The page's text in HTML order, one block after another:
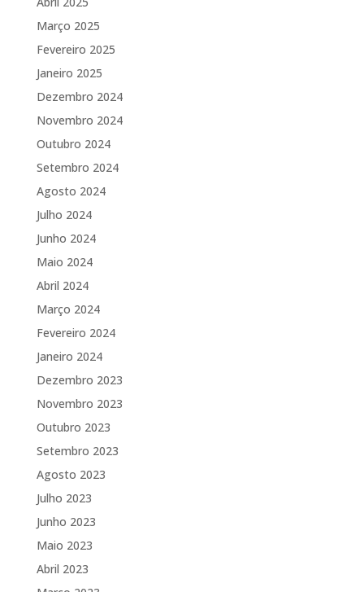
Março 2025
Fevereiro 2025
Janeiro 2025
Dezembro 2024
Novembro 2024
Outubro 2024
Setembro 2024
Agosto 2024
Julho 2024
Junho 2024
Maio 2024
Abril 2024
Março 2024
Fevereiro 2024
Janeiro 2024
Dezembro 2023
Novembro 2023
Outubro 2023
Setembro 2023
Agosto 2023
Julho 2023
Junho 2023
Maio 2023
Abril 2023